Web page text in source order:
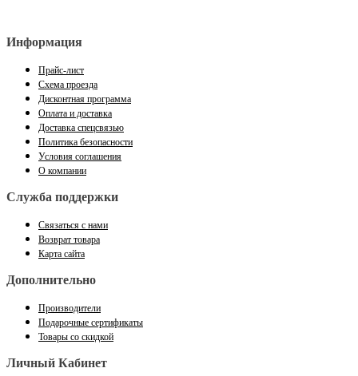
Информация
Прайс-лист
Схема проезда
Дисконтная программа
Оплата и доставка
Доставка спецсвязью
Политика безопасности
Условия соглашения
О компании
Служба поддержки
Связаться с нами
Возврат товара
Карта сайта
Дополнительно
Производители
Подарочные сертификаты
Товары со скидкой
Личный Кабинет